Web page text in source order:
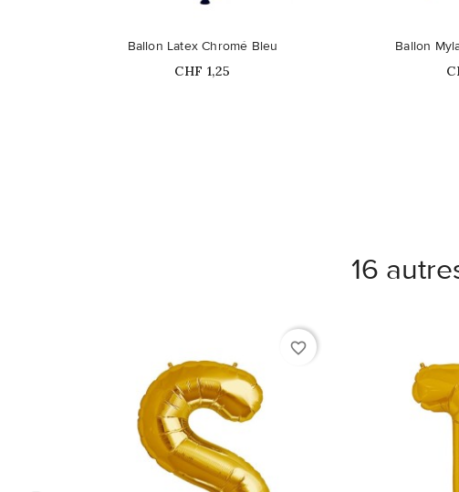
Ballon Latex Chromé Bleu
Prix
CHF 1,25
Ballon
16
favorite_border